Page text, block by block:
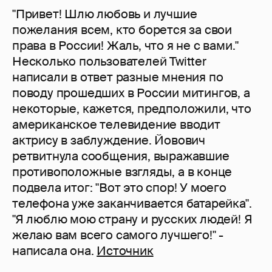
"Привет! Шлю любовь и лучшие
пожелания всем, кто борется за свои
права в России! Жаль, что я не с вами."
Несколько пользователей Twitter
написали в ответ разные мнения по
поводу прошедших в России митингов, а
некоторые, кажется, предположили, что
американское телевидение вводит
актрису в заблуждение. Йовович
ретвитнула сообщения, выражавшие
противоположные взгляды, а в конце
подвела итог: "Вот это спор! У моего
телефона уже заканчивается батарейка".
"Я люблю мою страну и русских людей! Я
желаю вам всего самого лучшего!" -
написала она. Источник